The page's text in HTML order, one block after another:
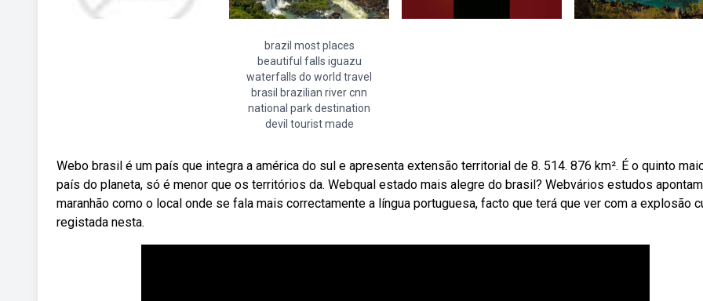
brazil most places
beautiful falls iguazu
waterfalls do world travel
brasil brazilian river cnn
national park destination
devil tourist made
Webo brasil é um país que integra a américa do sul e apresenta extensão territorial de 8. 514. 876 km². É o quinto
país do planeta, só é menor que os territórios da. Webqual estado mais alegre do brasil? Webvários estudos
maranhão como o local onde se fala mais correctamente a língua portuguesa, facto que terá que ver com a explosão
registada nesta.